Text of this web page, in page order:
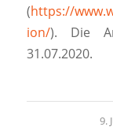
(https://
ion/). Die
31.07.2020.
9.